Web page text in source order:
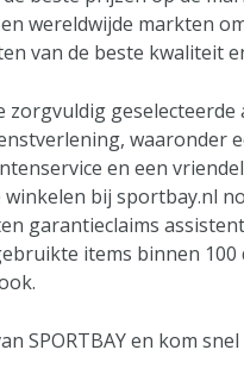
wereldwijde markten
van de beste kwaliteit
zorgvuldig
waaronder
en een
winkelen bij sportbay.nl
garantieclaims
items binnen
SPORTBAY en kom